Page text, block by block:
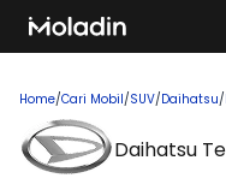
Home/Cari Mobil/SUV/Daihatsu/
Daihatsu